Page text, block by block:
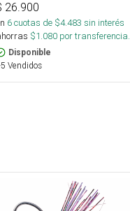
26.900
6cuotas de $4.483 sin interés
$1.080 por transferencia.
Disponible
Vendidos